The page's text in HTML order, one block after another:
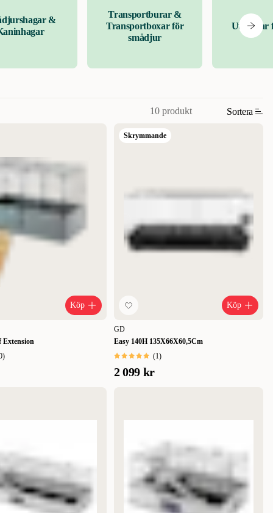
&
Transportburar &
Transportboxar för
smådjur
Uteburar
10 produkt Sortera
Köp
)
Skrymmande
Köp
GD
Easy 140H 135X66X60,5Cm
(1)
2 099 kr